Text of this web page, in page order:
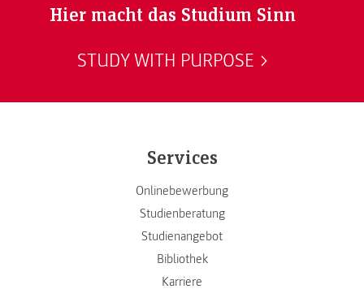
Hier macht das Studium Sinn
STUDY WITH PURPOSE
Services
Onlinebewerbung
Studienberatung
Studienangebot
Bibliothek
Karriere